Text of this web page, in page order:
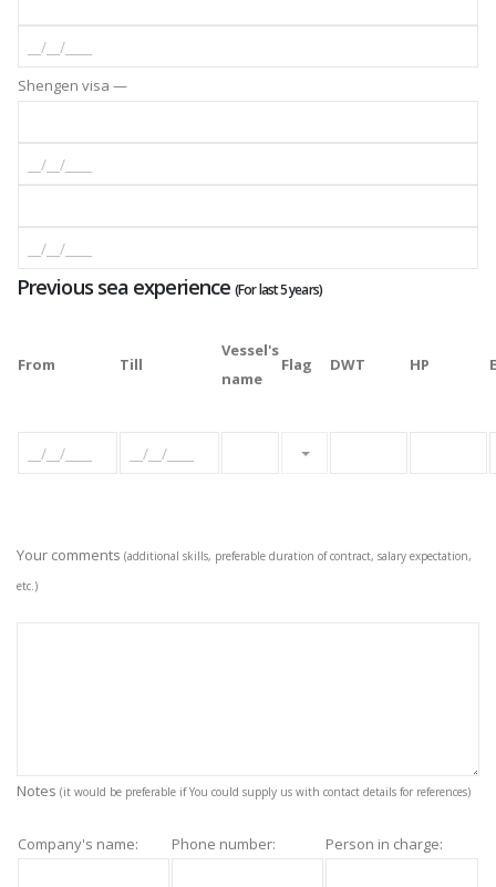
Shengen visa —
Previous sea experience(For last 5 years)
From Till
Vessel's
name
Flag DWT HP
Please select
Your comments (additional skills, preferable duration of contract, salary expectation,
etc.)
Notes (it would be preferable if You could supply us with contact details for references)
Company's name: Phone number: Person in charge: